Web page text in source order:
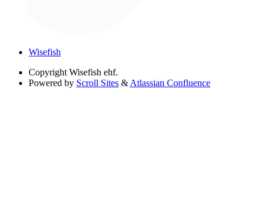
Wisefish
Copyright Wisefish ehf.
Powered by Scroll Sites & Atlassian Confluence